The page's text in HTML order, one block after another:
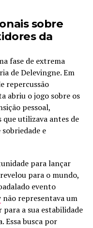
sobre
da
fase de extrema
de Delevingne. Em
repercussão
abriu o jogo sobre os
pessoal,
que utilizava antes de
e
para lançar
para o mundo,
evento
não representava um
a sua estabilidade
Essa busca por